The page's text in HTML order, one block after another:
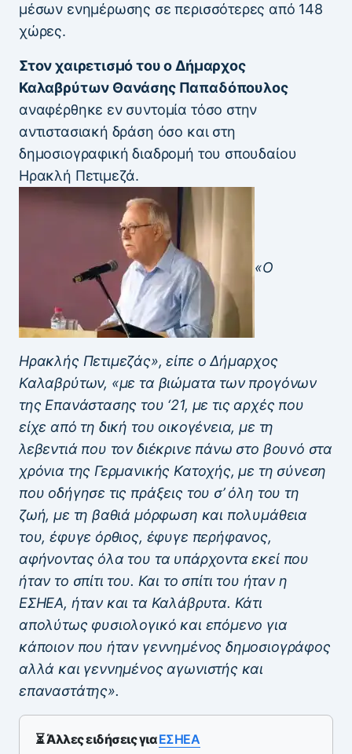
μέσων ενημέρωσης σε περισσότερες από 148
χώρες.
Στον χαιρετισμό του ο Δήμαρχος
Καλαβρύτων Θανάσης Παπαδόπουλος
αναφέρθηκε εν συντομία τόσο στην
αντιστασιακή δράση όσο και στη
δημοσιογραφική διαδρομή του σπουδαίου
Ηρακλή Πετιμεζά.
«Ο
Ηρακλής Πετιμεζάς», είπε ο Δήμαρχος
Καλαβρύτων, «με τα βιώματα των προγόνων
της Επανάστασης του ‘21, με τις αρχές που
είχε από τη δική του οικογένεια, με τη
λεβεντιά που τον διέκρινε πάνω στο βουνό στα
χρόνια της Γερμανικής Κατοχής, με τη σύνεση
που οδήγησε τις πράξεις του σ’ όλη του τη
ζωή, με τη βαθιά μόρφωση και πολυμάθεια
του, έφυγε όρθιος, έφυγε περήφανος,
αφήνοντας όλα του τα υπάρχοντα εκεί που
ήταν το σπίτι του. Και το σπίτι του ήταν η
ΕΣΗΕΑ, ήταν και τα Καλάβρυτα. Κάτι
απολύτως φυσιολογικό και επόμενο για
κάποιον που ήταν γεννημένος δημοσιογράφος
αλλά και γεννημένος αγωνιστής και
επαναστάτης».
⏳ Άλλες ειδήσεις γιαΕΣΗΕΑ